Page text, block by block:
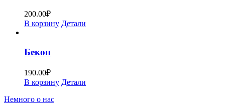
200.00₽
В корзину Детали
Бекон
190.00₽
В корзину Детали
Немного о нас